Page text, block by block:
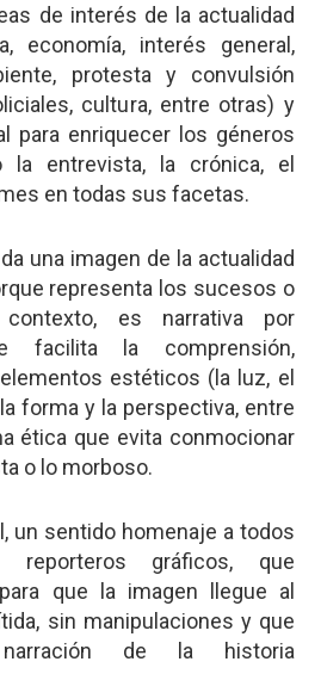
de interés de la actualidad
economía, interés general,
protesta y convulsión
cultura, entre otras) y
para enriquecer los géneros
la entrevista, la crónica, el
en todas sus facetas.
una imagen de la actualidad
representa los sucesos o
es narrativa por
facilita la comprensión,
estéticos (la luz, el
forma y la perspectiva, entre
ética que evita conmocionar
o lo morboso.
un sentido homenaje a todos
reporteros gráficos, que
que la imagen llegue al
sin manipulaciones y que
de la historia